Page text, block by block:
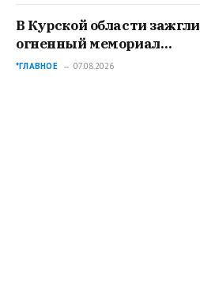
В Курской области зажгли
огненный мемориал
событиям 6-го августа
*ГЛАВНОЕ 07.08.2026